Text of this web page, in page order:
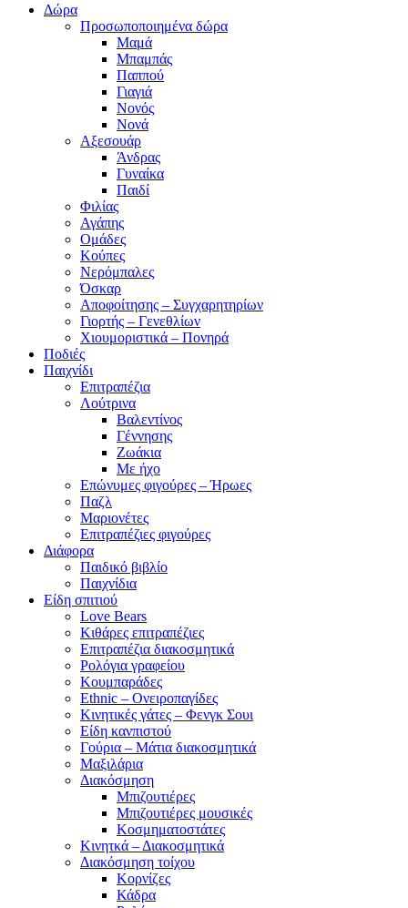
Δώρα
Προσωποποιημένα δώρα
Μαμά
Μπαμπάς
Παππού
Γιαγιά
Νονός
Νονά
Αξεσουάρ
Άνδρας
Γυναίκα
Παιδί
Φιλίας
Αγάπης
Ομάδες
Κούπες
Νερόμπαλες
Όσκαρ
Αποφοίτησης – Συγχαρητηρίων
Γιορτής – Γενεθλίων
Χιουμοριστικά – Πονηρά
Ποδιές
Παιχνίδι
Επιτραπέζια
Λούτρινα
Βαλεντίνος
Γέννησης
Ζωάκια
Με ήχο
Επώνυμες φιγούρες – Ήρωες
Παζλ
Μαριονέτες
Επιτραπέζιες φιγούρες
Διάφορα
Παιδικό βιβλίο
Παιχνίδια
Είδη σπιτιού
Love Bears
Κιθάρες επιτραπέζιες
Επιτραπέζια διακοσμητικά
Ρολόγια γραφείου
Κουμπαράδες
Ethnic – Ονειροπαγίδες
Κινητικές γάτες – Φενγκ Σουι
Είδη κανπιστού
Γούρια – Μάτια διακοσμητικά
Μαξιλάρια
Διακόσμηση
Μπιζουτιέρες
Μπιζουτιέρες μουσικές
Κοσμηματοστάτες
Κινητκά – Διακοσμητικά
Διακόσμηση τοίχου
Κορνίζες
Κάδρα